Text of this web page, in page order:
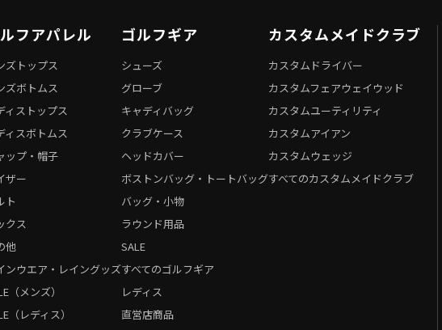
フアパレル
ズトップス
ズボトムス
ィストップス
ィスボトムス
ップ・帽子
ザー
ト
クス
他
ンウエア・レイングッズ
（メンズ）
（レディス）
ゴルフギア
レディス
直営店商品
シューズ
グローブ
キャディバッグ
クラブケース
ヘッドカバー
ボストンバッグ・トートバッグ
バッグ・小物
ラウンド用品
SALE
すべてのゴルフギア
カスタムメイドクラブ
カスタムドライバー
カスタムフェアウェイウッド
カスタムユーティリティ
カスタムアイアン
カスタムウェッジ
すべてのカスタムメイドクラブ